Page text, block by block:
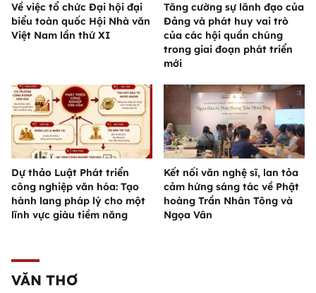
Về việc tổ chức Đại hội đại
biểu toàn quốc Hội Nhà văn
Việt Nam lần thứ XI
Tăng cường sự lãnh đạo của
Đảng và phát huy vai trò
của các hội quần chúng
trong giai đoạn phát triển
mới
Dự thảo Luật Phát triển
công nghiệp văn hóa: Tạo
hành lang pháp lý cho một
lĩnh vực giàu tiềm năng
Kết nối văn nghệ sĩ, lan tỏa
cảm hứng sáng tác về Phật
hoàng Trần Nhân Tông và
Ngọa Vân
VĂN THƠ